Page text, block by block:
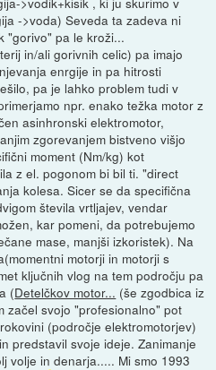
->voda) Seveda ta zadeva ni
"gorivo" pa le kroži...
in/ali gorivnih celic) pa imajo
enrgije in pa hitrosti
pa je lahko problem tudi v
npr. enako težka motor z
asinhronski elektromotor,
zgorevanjem bistveno višjo
moment (Nm/kg) kot
z el. pogonom bi bil ti. "direct
kolesa. Sicer se da specifična
števila vrtljajev, vendar
kar pomeni, da potrebujemo
mase, manjši izkoristek). Na
motorji in motorji s
ključnih vlog na tem področju pa
(Detelčkov motor... (še zgodbica iz
začel svojo "profesionalno" pot
(področje elektromotorjev)
predstavil svoje ideje. Zanimanje
volje in denarja..... Mi smo 1993